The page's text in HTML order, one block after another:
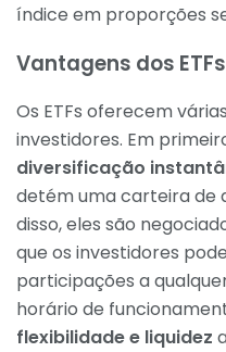
índice em proporções
Vantagens dos ETFs
Os ETFs oferecem
investidores. Em
diversificação
detém uma carteira de
disso, eles são
que os investidores
participações a
horário de
flexibilidade e liquidez